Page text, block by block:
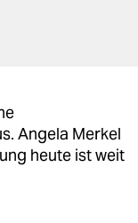
Angela Merkel
heute ist weit